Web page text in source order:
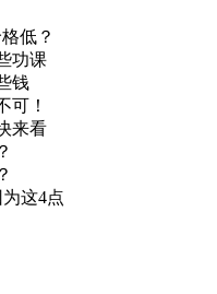
低？
功课
钱
可！
来看
这4点